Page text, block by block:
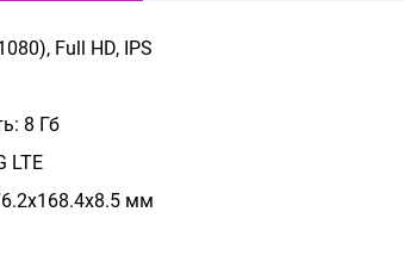
Full HD, IPS
8 Гб
LTE
мм